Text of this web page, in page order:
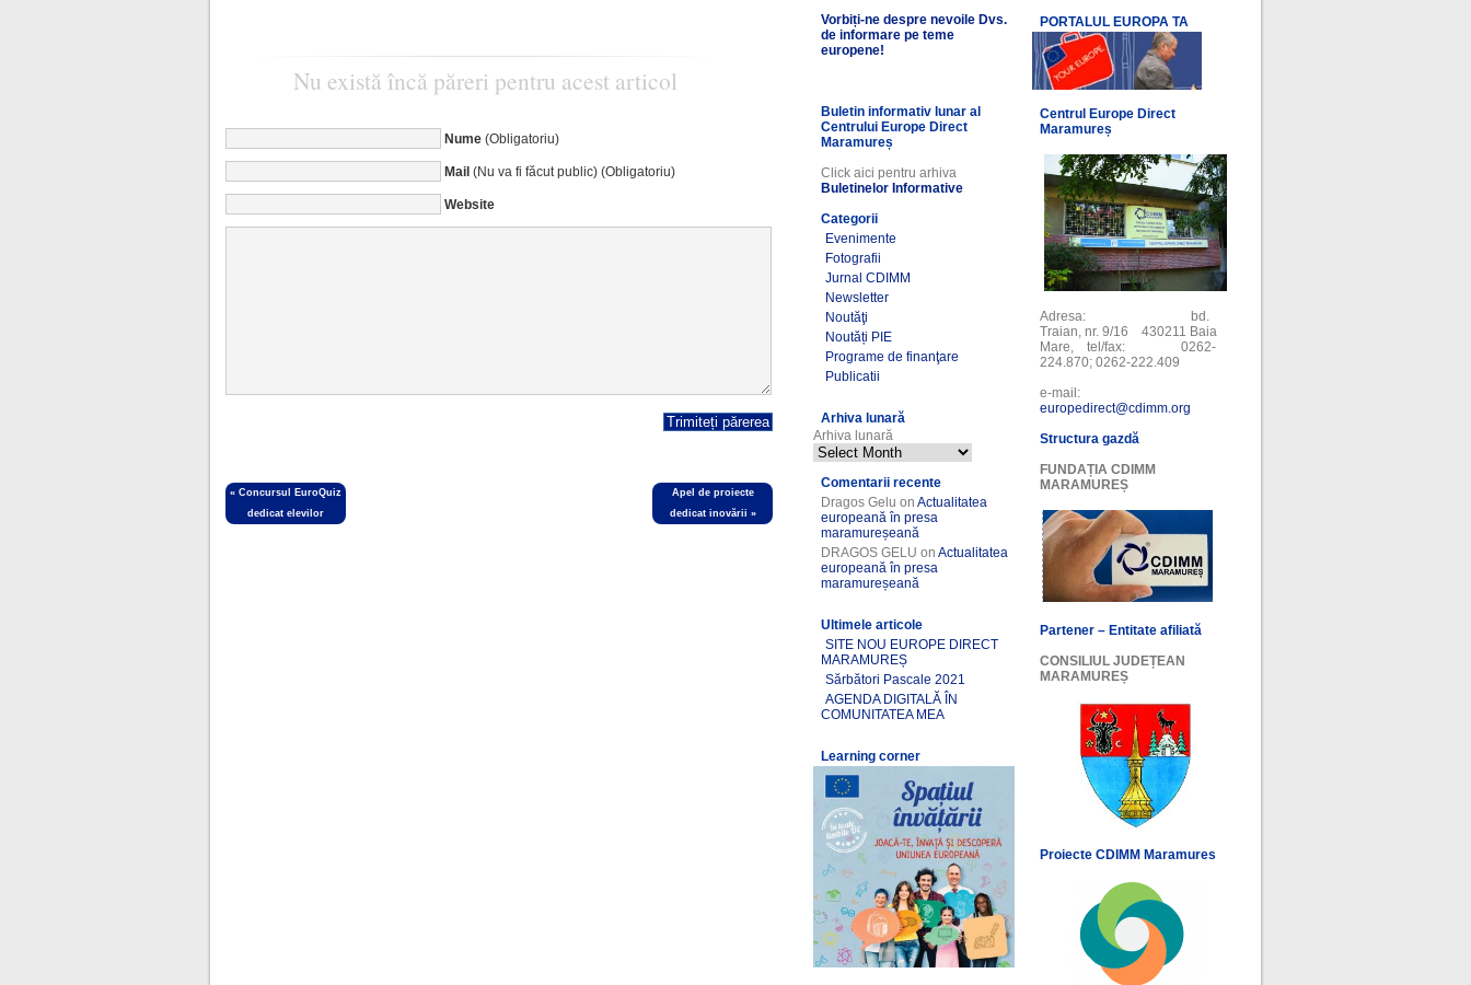
Nu există încă păreri pentru acest articol
Nume(Obligatoriu)
Mail(Nu va fi făcut public) (Obligatoriu)
Website
«Concursul EuroQuiz
dedicat elevilor
Apel de proiecte
dedicat inovării »
Vorbiți-ne despre nevoile Dvs.
de informare pe teme
europene!
Buletin informativ lunar al
Centrului Europe Direct
Maramureș
Click aici pentru arhiva
Buletinelor Informative
Categorii
Evenimente
Fotografii
Jurnal CDIMM
Newsletter
Noutăţi
Noutăți PIE
Programe de finanţare
Publicatii
Arhiva lunară
Arhiva lunară
Comentarii recente
Dragos Gelu onActualitatea
europeană în presa
maramureșeană
DRAGOS GELU onActualitatea
europeană în presa
maramureșeană
Ultimele articole
SITE NOU EUROPE DIRECT
MARAMUREȘ
Sărbători Pascale 2021
AGENDA DIGITALĂ ÎN
COMUNITATEA MEA
Learning corner
PORTALUL EUROPA TA
Centrul Europe Direct
Maramureș
Adresa: bd.
Traian, nr. 9/16 430211 Baia
Mare, tel/fax: 0262-
224.870; 0262-222.409
e-mail:
europedirect@cdimm.org
Structura gazdă
FUNDAȚIA CDIMM
MARAMUREȘ
Partener – Entitate afiliată
CONSILIUL JUDEȚEAN
MARAMUREȘ
Proiecte CDIMM Maramures